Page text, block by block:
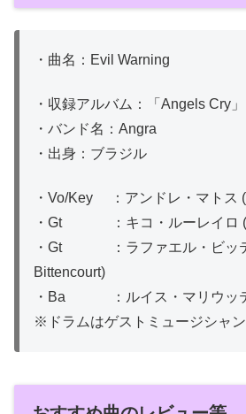
・曲名：Evil Warning
・収録アルバム：「Angels Cry
・バンド名：Angra
・出身：ブラジル
・Vo/Key ：アンドレ・マトス
・Gt ：キコ・ルーレイロ
・Gt ：ラファエル・ビッテ
Bittencourt)
・Ba ：ルイス・マリウッテ
※ドラムはゲストミュージシャン